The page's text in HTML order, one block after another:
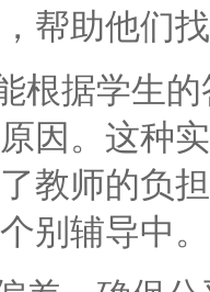
帮助他们
据学生的
因。这种
教师的负
别辅导中。